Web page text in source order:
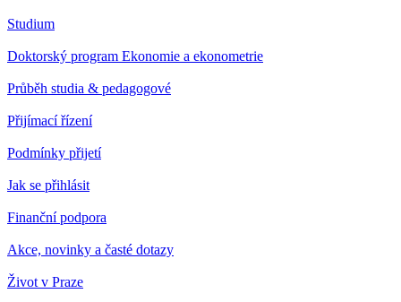
Studium
Doktorský program Ekonomie a ekonometrie
Průběh studia & pedagogové
Přijímací řízení
Podmínky přijetí
Jak se přihlásit
Finanční podpora
Akce, novinky a časté dotazy
Život v Praze